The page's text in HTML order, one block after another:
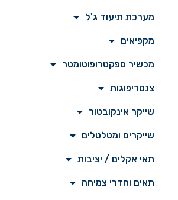
מערכת תיעוד ג'ל
מקפיאים
מכשיר ספקטרופוטומטר
צנטריפוגות
שייקר אינקובטור
שייקרים ומטלטלים
תאי אקלים / יציבות
תאים וחדרי צמיחה